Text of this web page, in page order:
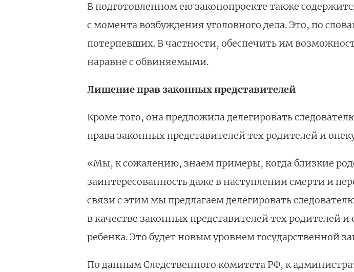
В подготовленном ею законопроекте также
с момента возбуждения уголовного дела. Это, по
потерпевших. В частности, обеспечить им
наравне с обвиняемыми.
Лишение прав законных представителей
Кроме того, она предложила делегировать
права законных представителей тех родителей и
«Мы, к сожалению, знаем примеры, когда близкие
заинтересованность даже в наступлении смерти и
связи с этим мы предлагаем делегировать
в качестве законных представителей тех родителей
ребенка. Это будет новым уровнем государственной
По данным Следственного комитета РФ, к